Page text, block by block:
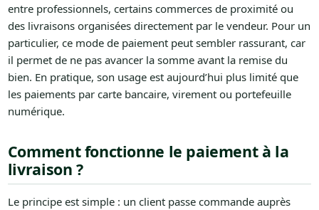
entre professionnels, certains commerces de proximité ou
des livraisons organisées directement par le vendeur. Pour un
particulier, ce mode de paiement peut sembler rassurant, car
il permet de ne pas avancer la somme avant la remise du
bien. En pratique, son usage est aujourd’hui plus limité que
les paiements par carte bancaire, virement ou portefeuille
numérique.
Comment fonctionne le paiement à la
livraison ?
Le principe est simple : un client passe commande auprès